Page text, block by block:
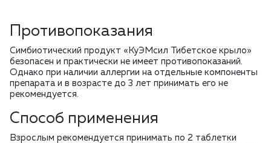
Противопоказания
Симбиотический продукт «КуЭМсил Тибетское крыло»
безопасен и практически не имеет противопоказаний.
Однако при наличии аллергии на отдельные компоненты
препарата и в возрасте до 3 лет принимать его не
рекомендуется.
Способ применения
Взрослым рекомендуется принимать по 2 таблетки